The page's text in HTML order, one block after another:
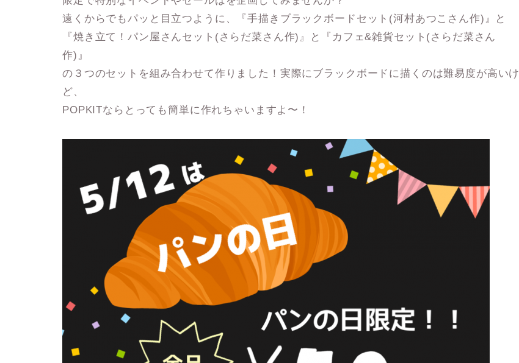
遠くからでもパッと目立つように、『手描きブラックボードセット(河村あつこさん作)』と
『焼き立て！パン屋さんセット(さらだ菜さん作)』と『カフェ&雑貨セット(さらだ菜さん
作)』
の３つのセットを組み合わせて作りました！実際にブラックボードに描くのは難易度が高いけ
ど、
POPKITならとっても簡単に作れちゃいますよ〜！